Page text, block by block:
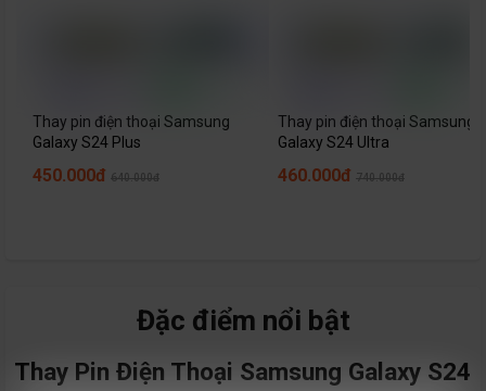
Thay pin điện thoại Samsung
Galaxy S24 Plus
450.000đ 640.000đ
Thay pin điện thoại Samsung
Galaxy S24 Ultra
460.000đ 740.000đ
Đặc điểm nổi bật
Thay Pin Điện Thoại Samsung Galaxy S24